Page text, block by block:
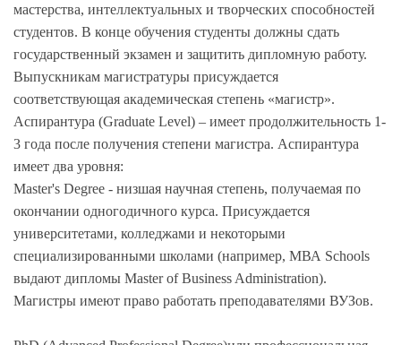
мастерства, интеллектуальных и творческих способностей
студентов. В конце обучения студенты должны сдать
государственный экзамен и защитить дипломную работу.
Выпускникам магистратуры присуждается
соответствующая академическая степень «магистр».
Аспирантура (Graduate Level) – имеет продолжительность 1-
3 года после получения степени магистра. Аспирантура
имеет два уровня:
Master's Degree - низшая научная степень, получаемая по
окончании одногодичного курса. Присуждается
университетами, колледжами и некоторыми
специализированными школами (например, МВА Schools
выдают дипломы Master of Business Administration).
Магистры имеют право работать преподавателями ВУЗов.